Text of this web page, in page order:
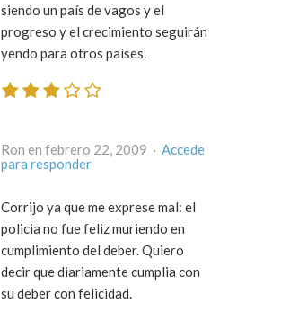
siendo un país de vagos y el
progreso y el crecimiento seguirán
yendo para otros países.
Ron en febrero 22, 2009 · Accede
para responder
Corrijo ya que me exprese mal: el
policia no fue feliz muriendo en
cumplimiento del deber. Quiero
decir que diariamente cumplia con
su deber con felicidad.